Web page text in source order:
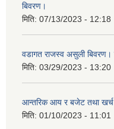
बिवरण।
मिति: 07/13/2023 - 12:18
वडागत राजस्व असुली बिवरण।
मिति: 03/29/2023 - 13:20
आन्तरिक आय र बजेट तथा खर्च
मिति: 01/10/2023 - 11:01